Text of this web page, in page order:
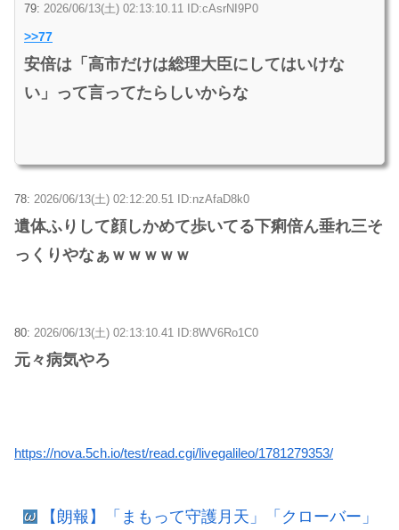
79: 2026/06/13(土) 02:13:10.11 ID:cAsrNI9P0
>>77
安倍は「高市だけは総理大臣にしてはいけな
い」って言ってたらしいからな
78: 2026/06/13(土) 02:12:20.51 ID:nzAfaD8k0
遺体ふりして顔しかめて歩いてる下痢倍ん垂れ三そ
っくりやなぁｗｗｗｗｗ
80: 2026/06/13(土) 02:13:10.41 ID:8WV6Ro1C0
元々病気やろ
https://nova.5ch.io/test/read.cgi/livegalileo/1781279353/
【朗報】「まもって守護月天」「クローバー」